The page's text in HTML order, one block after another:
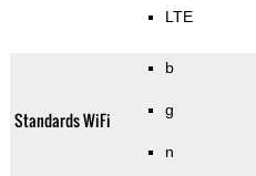
LTE
Standards WiFi
b
g
n